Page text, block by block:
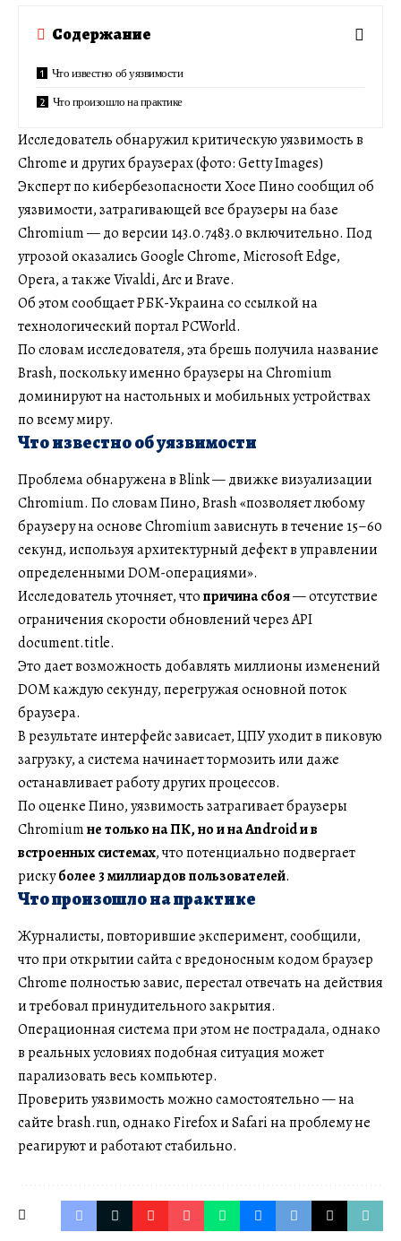
Содержание
Что известно об уязвимости
Что произошло на практике
Исследователь обнаружил критическую уязвимость в
Chrome и других браузерах (фото: Getty Images)
Эксперт по кибербезопасности Хосе Пино сообщил об
уязвимости, затрагивающей все браузеры на базе
Chromium — до версии 143.0.7483.0 включительно. Под
угрозой оказались Google Chrome, Microsoft Edge,
Opera, а также Vivaldi, Arc и Brave.
Об этом сообщает РБК-Украина со ссылкой на
технологический портал PCWorld.
По словам исследователя, эта брешь получила название
Brash, поскольку именно браузеры на Chromium
доминируют на настольных и мобильных устройствах
по всему миру.
Что известно об уязвимости
Проблема обнаружена в Blink — движке визуализации
Chromium. По словам Пино, Brash «позволяет любому
браузеру на основе Chromium зависнуть в течение 15–60
секунд, используя архитектурный дефект в управлении
определенными DOM-операциями».
Исследователь уточняет, чтопричина сбоя— отсутствие
ограничения скорости обновлений через API
document.title.
Это дает возможность добавлять миллионы изменений
DOM каждую секунду, перегружая основной поток
браузера.
В результате интерфейс зависает, ЦПУ уходит в пиковую
загрузку, а система начинает тормозить или даже
останавливает работу других процессов.
По оценке Пино, уязвимость затрагивает браузеры
Chromiumне только на ПК, но и на Android и в
встроенных системах, что потенциально подвергает
рискуболее 3 миллиардов пользователей.
Что произошло на практике
Журналисты, повторившие эксперимент, сообщили,
что при открытии сайта с вредоносным кодом браузер
Chrome полностью завис, перестал отвечать на действия
и требовал принудительного закрытия.
Операционная система при этом не пострадала, однако
в реальных условиях подобная ситуация может
парализовать весь компьютер.
Проверить уязвимость можно самостоятельно — на
сайте brash.run, однако Firefox и Safari на проблему не
реагируют и работают стабильно.